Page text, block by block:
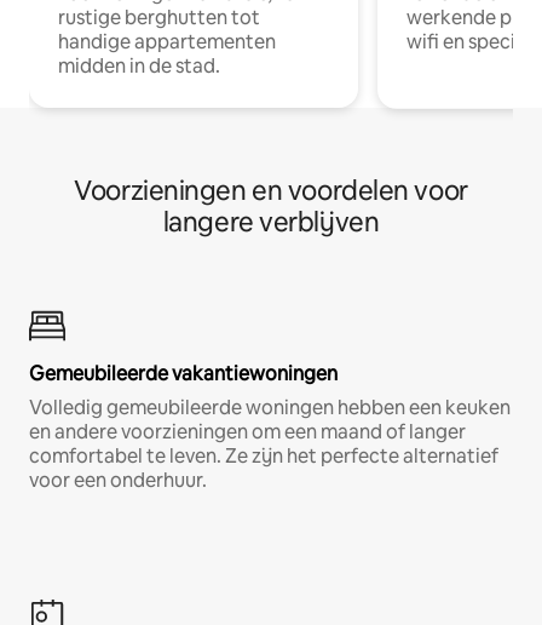
rustige berghutten tot
handige appartementen
midden in de stad.
werkende
wifi en
Voorzieningen en voordelen voor
langere verblijven
Gemeubileerde vakantiewoningen
Volledig gemeubileerde woningen hebben een keuken
en andere voorzieningen om een maand of langer
comfortabel te leven. Ze zijn het perfecte alternatief
voor een onderhuur.